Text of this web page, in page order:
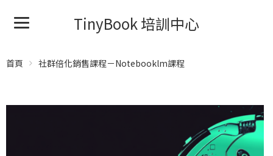
TinyBook 培訓中心
首頁 社群倍化銷售課程－Notebooklm課程